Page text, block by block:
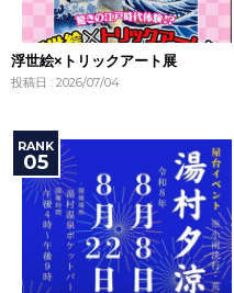
浮世絵×トリックアート展
投稿日 : 2026/07/04